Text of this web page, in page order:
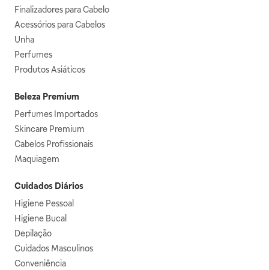
Finalizadores para Cabelo
Acessórios para Cabelos
Unha
Perfumes
Produtos Asiáticos
Beleza Premium
Perfumes Importados
Skincare Premium
Cabelos Profissionais
Maquiagem
Cuidados Diários
Higiene Pessoal
Higiene Bucal
Depilação
Cuidados Masculinos
Conveniência